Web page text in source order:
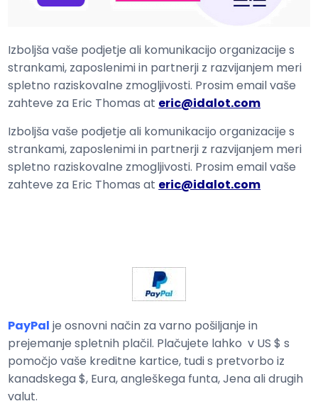
Izboljša vaše podjetje ali komunikacijo organizacije s
strankami, zaposlenimi in partnerji z razvijanjem meri
spletno raziskovalne zmogljivosti. Prosim email vaše
zahteve za Eric Thomas at eric@idalot.com
Izboljša vaše podjetje ali komunikacijo organizacije s
strankami, zaposlenimi in partnerji z razvijanjem meri
spletno raziskovalne zmogljivosti. Prosim email vaše
zahteve za Eric Thomas at eric@idalot.com
PayPal je osnovni način za varno pošiljanje in
prejemanje spletnih plačil. Plačujete lahko v US $ s
pomočjo vaše kreditne kartice, tudi s pretvorbo iz
kanadskega $, Eura, angleškega funta, Jena ali drugih
valut.